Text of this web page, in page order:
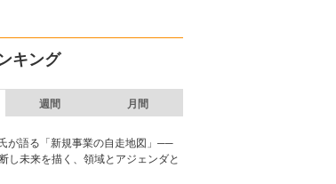
キング
週間 月間
が語る「新規事業の自走地図」──
し未来を描く、領域とアジェンダと